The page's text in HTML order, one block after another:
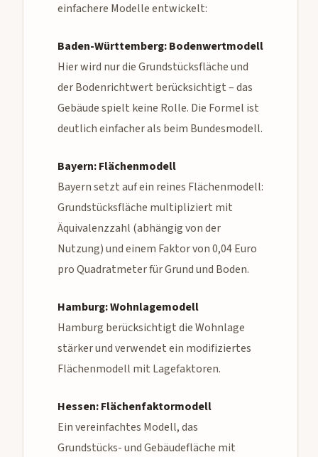
einfachere Modelle entwickelt:
Baden-Württemberg: Bodenwertmodell
Hier wird nur die Grundstücksfläche und
der Bodenrichtwert berücksichtigt – das
Gebäude spielt keine Rolle. Die Formel ist
deutlich einfacher als beim Bundesmodell.
Bayern: Flächenmodell
Bayern setzt auf ein reines Flächenmodell:
Grundstücksfläche multipliziert mit
Äquivalenzzahl (abhängig von der
Nutzung) und einem Faktor von 0,04 Euro
pro Quadratmeter für Grund und Boden.
Hamburg: Wohnlagemodell
Hamburg berücksichtigt die Wohnlage
stärker und verwendet ein modifiziertes
Flächenmodell mit Lagefaktoren.
Hessen: Flächenfaktormodell
Ein vereinfachtes Modell, das
Grundstücks- und Gebäudefläche mit